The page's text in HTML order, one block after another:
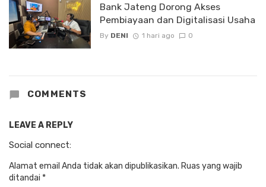
Bank Jateng Dorong Akses
Pembiayaan dan Digitalisasi Usaha
By DENI 1 hari ago 0
COMMENTS
LEAVE A REPLY
Social connect:
Alamat email Anda tidak akan dipublikasikan. Ruas yang wajib
ditandai *